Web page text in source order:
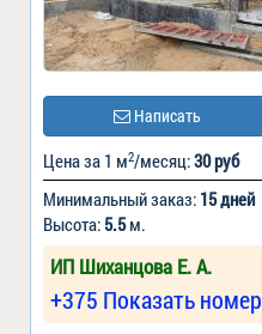
Написать
Цена за 1 м2/месяц:30 руб
Минимальный заказ: 15 дней
Высота: 5.5м.
ИП Шиханцова Е. А.
+375 Показать номер